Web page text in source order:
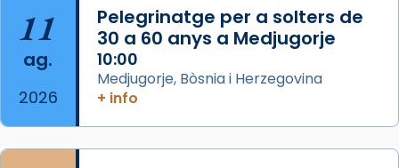
concelebrat el bisbe auxiliar de Barcelona,
Mons. David Abadías.
📸 Dr. G. Simón
Photo
View on Facebook · Share
11
ag.
2026
Pelegrinatge per a solters de
30 a 60 anys a Medjugorje
10:00
Medjugorje, Bòsnia i Herzegovina
+ info